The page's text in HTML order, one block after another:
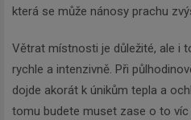
která se může nánosy prachu
Větrat místnosti je důležité, ale i
rychle a intenzivně. Při
dojde akorát k únikům tepla a
tomu budete muset zase o to víc
Zadejte váš
budeme zasílat
informace,